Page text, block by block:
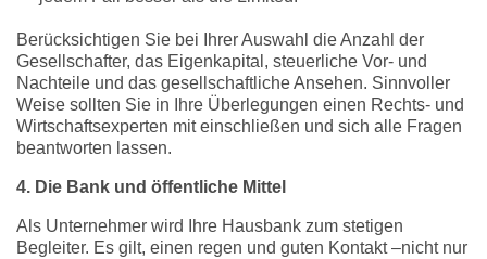
Berücksichtigen Sie bei Ihrer Auswahl die Anzahl der
Gesellschafter, das Eigenkapital, steuerliche Vor- und
Nachteile und das gesellschaftliche Ansehen. Sinnvoller
Weise sollten Sie in Ihre Überlegungen einen Rechts- und
Wirtschaftsexperten mit einschließen und sich alle Fragen
beantworten lassen.
4. Die Bank und öffentliche Mittel
Als Unternehmer wird Ihre Hausbank zum stetigen
Begleiter. Es gilt, einen regen und guten Kontakt –nicht nur